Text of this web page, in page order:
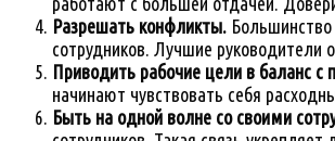
Разрешать конфликты.
сотрудников. Лучшие руководители
Приводить рабочие цели в баланс с
начинают чувствовать себя
Быть на одной волне со своими